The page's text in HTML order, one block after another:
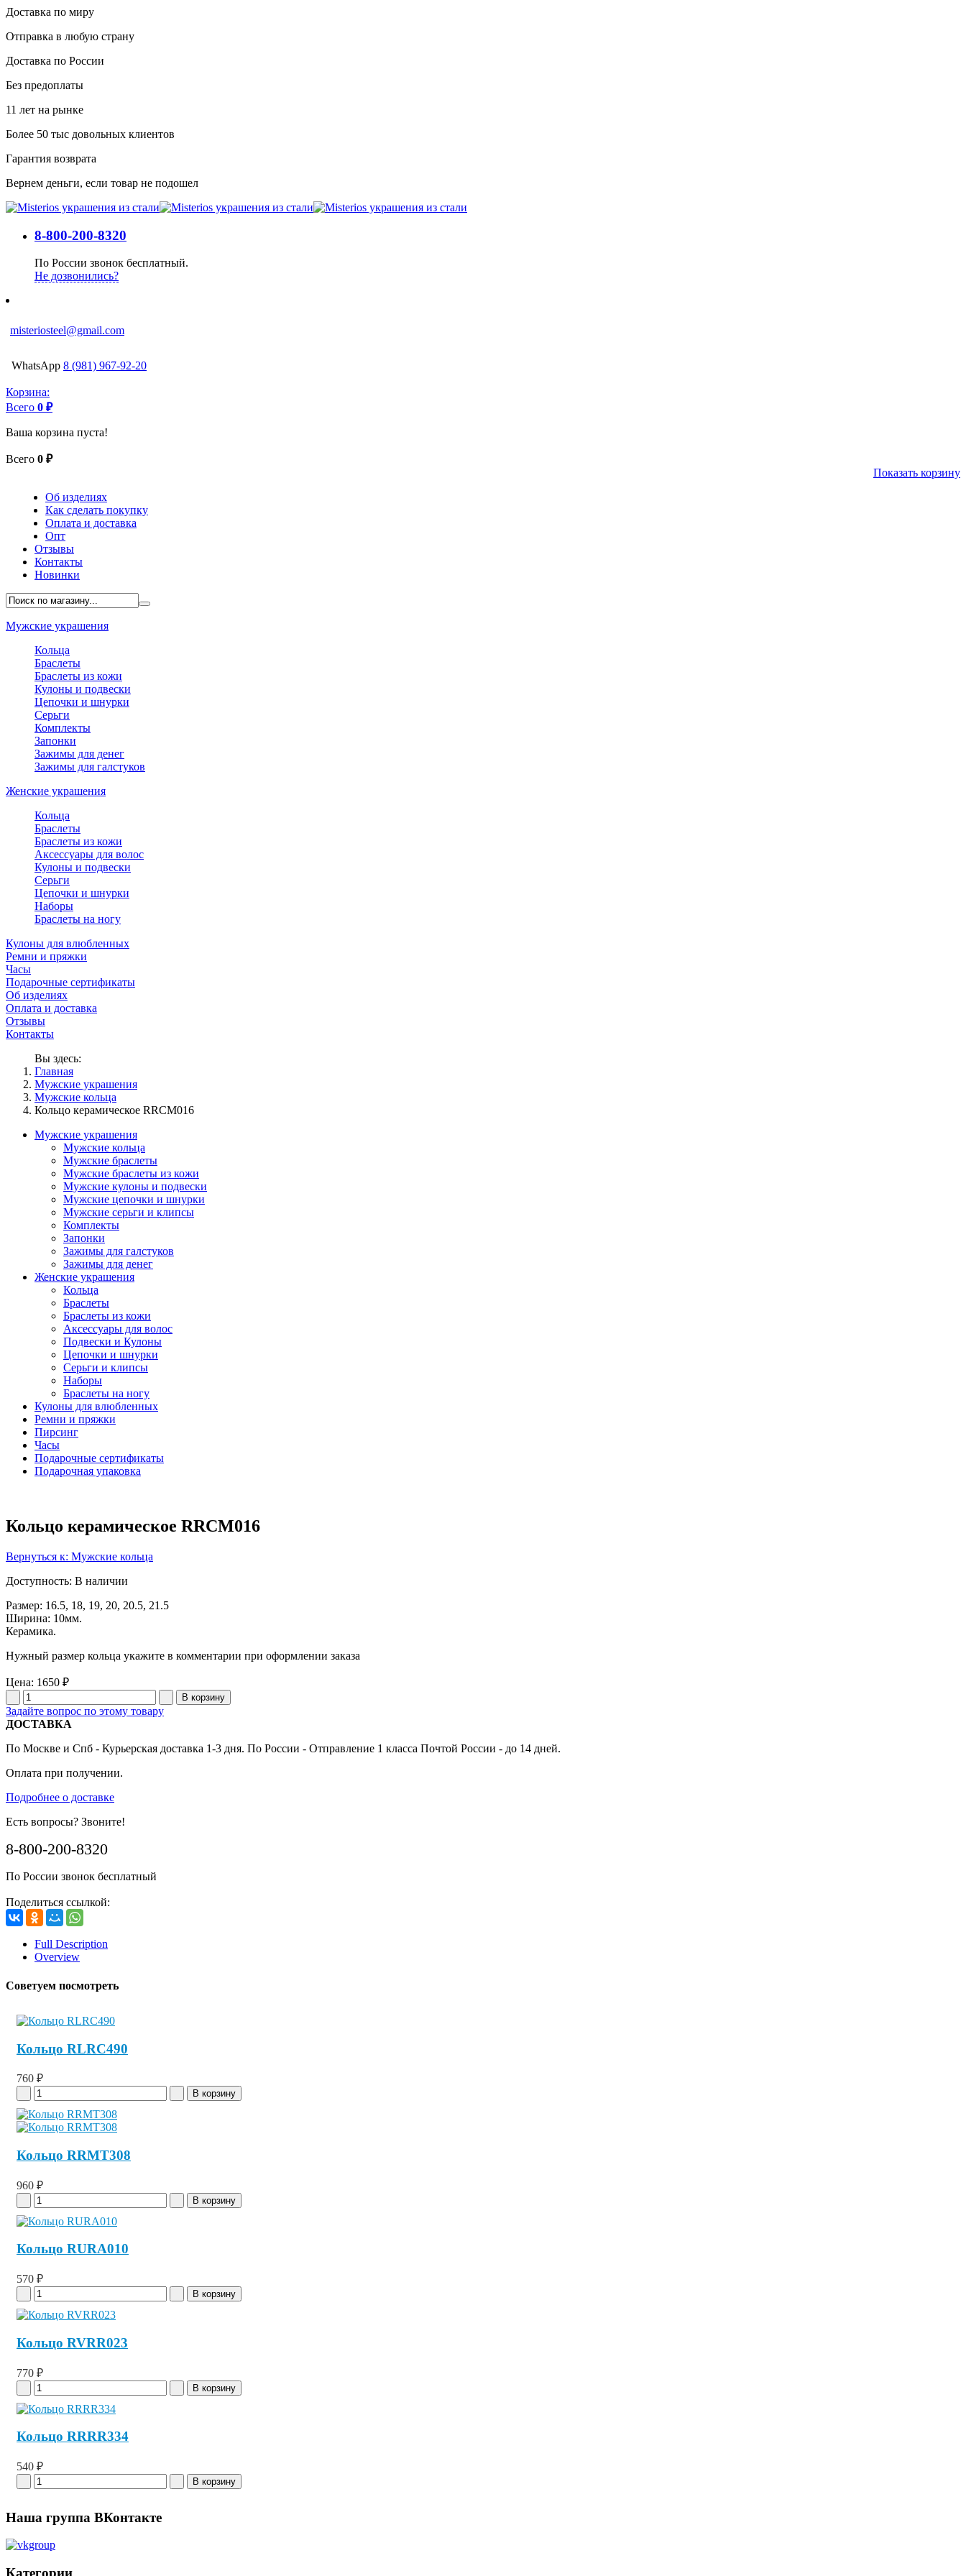
Доставка по миру
Отправка в любую страну
Доставка по России
Без предоплаты
11 лет на рынке
Более 50 тыс довольных клиентов
Гарантия возврата
Вернем деньги, если товар не подошел
8-800-200-8320
По России звонок бесплатный.
Не дозвонились?
misteriosteel@gmail.com
WhatsApp 8 (981) 967-92-20
Корзина:
Всего 0 ₽
Ваша корзина пуста!
Всего 0 ₽
Показать корзину
Об изделиях
Как сделать покупку
Оплата и доставка
Опт
Отзывы
Контакты
Новинки
Мужские украшения
Кольца
Браслеты
Браслеты из кожи
Кулоны и подвески
Цепочки и шнурки
Серьги
Комплекты
Запонки
Зажимы для денег
Зажимы для галстуков
Женские украшения
Кольца
Браслеты
Браслеты из кожи
Аксессуары для волос
Кулоны и подвески
Серьги
Цепочки и шнурки
Наборы
Браслеты на ногу
Кулоны для влюбленных
Ремни и пряжки
Часы
Подарочные сертификаты
Об изделиях
Оплата и доставка
Отзывы
Контакты
Вы здесь:
Главная
Мужские украшения
Мужские кольца
Кольцо керамическое RRCM016
Мужские украшения
Мужские кольца
Мужские браслеты
Мужские браслеты из кожи
Мужские кулоны и подвески
Мужские цепочки и шнурки
Мужские серьги и клипсы
Комплекты
Запонки
Зажимы для галстуков
Зажимы для денег
Женские украшения
Кольца
Браслеты
Браслеты из кожи
Аксессуары для волос
Подвески и Кулоны
Цепочки и шнурки
Серьги и клипсы
Наборы
Браслеты на ногу
Кулоны для влюбленных
Ремни и пряжки
Пирсинг
Часы
Подарочные сертификаты
Подарочная упаковка
Кольцо керамическое RRCM016
Вернуться к: Мужские кольца
Доступность: В наличии
Размер: 16.5, 18, 19, 20, 20.5, 21.5
Ширина: 10мм.
Керамика.
Нужный размер кольца укажите в комментарии при оформлении заказа
Цена: 1650 ₽
Задайте вопрос по этому товару
ДОСТАВКА
По Москве и Спб - Курьерская доставка 1-3 дня. По России - Отправление 1 класса Почтой России - до 14 дней.
Оплата при получении.
Подробнее о доставке
Есть вопросы? Звоните!
8-800-200-8320
По России звонок бесплатный
Поделиться ссылкой:
Full Description
Overview
Советуем посмотреть
Кольцо RLRC490
760 ₽
Кольцо RRMT308
960 ₽
Кольцо RURA010
570 ₽
Кольцо RVRR023
770 ₽
Кольцо RRRR334
540 ₽
Наша группа ВКонтакте
Категории